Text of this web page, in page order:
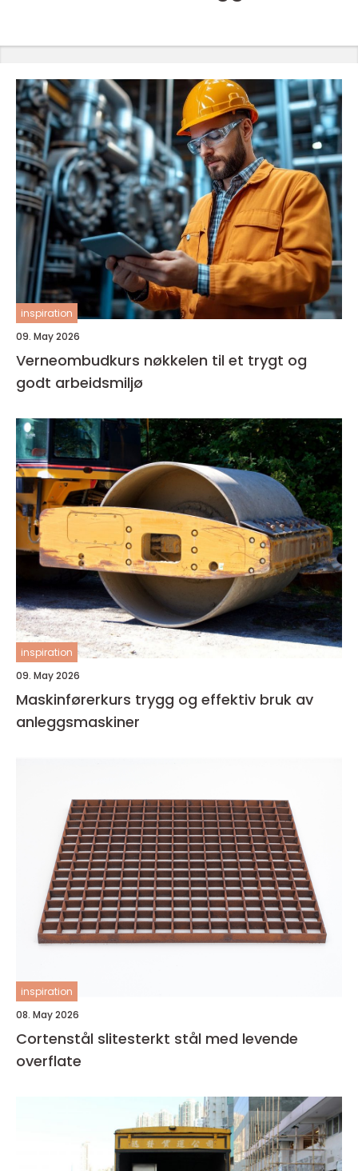
inspiration
09. May 2026
Verneombudkurs nøkkelen til et trygt og
godt arbeidsmiljø
inspiration
09. May 2026
Maskinførerkurs trygg og effektiv bruk av
anleggsmaskiner
inspiration
08. May 2026
Cortenstål slitesterkt stål med levende
overflate